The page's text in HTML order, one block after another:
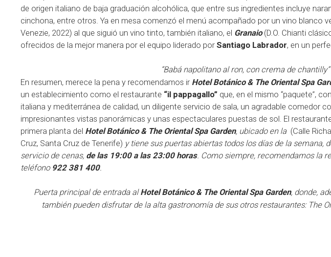
de origen italiano de baja graduación alcohólica, que entre sus ingredientes incluye
cinchona, entre otros. Ya en mesa comenzó el menú acompañado por un vino blanco
Venezie, 2022) al que siguió un vino tinto, también italiano, el Granaio(D.O. Chianti
ofrecidos de la mejor manera por el equipo liderado por Santiago Labrador, en un
“Babá napolitano al ron, con crema de chantilly”
En resumen, merece la pena y recomendamos ir Hotel Botánico & The Oriental Spa
un establecimiento como el restaurante “il pappagallo” que, en el mismo “paquete”,
italiana y mediterránea de calidad, un diligente servicio de sala, un agradable comedor
impresionantes vistas panorámicas y unas espectaculares puestas de sol. El
primera planta del Hotel Botánico & The Oriental Spa Garden, ubicado en la (Calle
Cruz, Santa Cruz de Tenerife) y tiene sus puertas abiertas todos los días de la semana,
servicio de cenas, de las 19:00 a las 23:00 horas. Como siempre, recomendamos la
teléfono 922 381 400.
Puerta principal de entrada alHotel Botánico & The Oriental Spa Garden, donde,
también pueden disfrutar de la alta gastronomía de sus otros restaurantes: The